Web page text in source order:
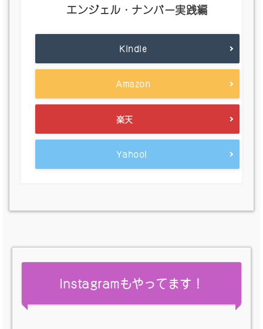
エンジェル・ナンバー実践編
Kindle
Amazon
楽天
Yahoo!
Instagramもやってます！